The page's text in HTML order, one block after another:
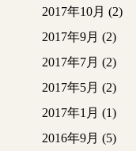
2017年10月 (2)
2017年9月 (2)
2017年7月 (2)
2017年5月 (2)
2017年1月 (1)
2016年9月 (5)